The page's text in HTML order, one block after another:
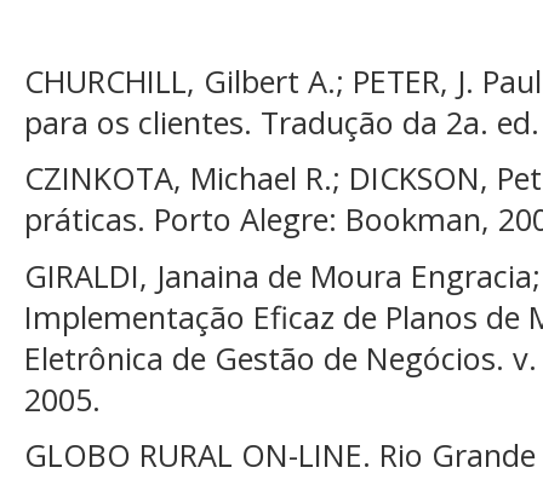
CHURCHILL, Gilbert A.; PETER, J.
para os clientes. Tradução da 2a.
CZINKOTA, Michael R.; DICKSON,
práticas. Porto Alegre: Bookman,
GIRALDI, Janaina de Moura
Implementação Eficaz de Planos de
Eletrônica de Gestão de Negócios.
2005.
GLOBO RURAL ON-LINE. Rio